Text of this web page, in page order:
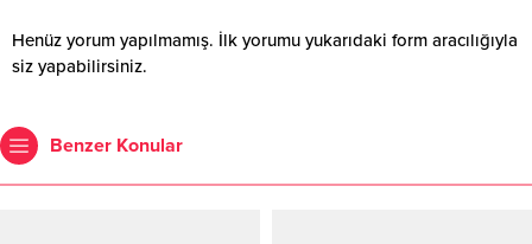
Henüz yorum yapılmamış. İlk yorumu yukarıdaki form aracılığıyla
siz yapabilirsiniz.
Benzer Konular